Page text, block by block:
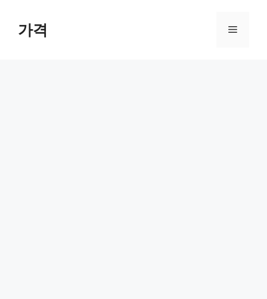
가격 메